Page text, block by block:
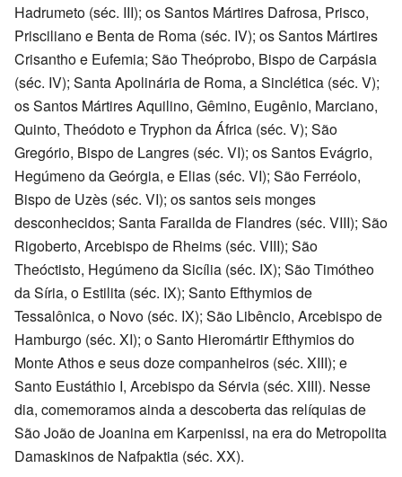
Hadrumeto (séc. III); os Santos Mártires Dafrosa, Prisco,
Prisciliano e Benta de Roma (séc. IV); os Santos Mártires
Crisantho e Eufemia; São Theóprobo, Bispo de Carpásia
(séc. IV); Santa Apolinária de Roma, a Sinclética (séc. V);
os Santos Mártires Aquilino, Gêmino, Eugênio, Marciano,
Quinto, Theódoto e Tryphon da África (séc. V); São
Gregório, Bispo de Langres (séc. VI); os Santos Evágrio,
Hegúmeno da Geórgia, e Elias (séc. VI); São Ferréolo,
Bispo de Uzès (séc. VI); os santos seis monges
desconhecidos; Santa Farailda de Flandres (séc. VIII); São
Rigoberto, Arcebispo de Rheims (séc. VIII); São
Theóctisto, Hegúmeno da Sicília (séc. IX); São Timótheo
da Síria, o Estilita (séc. IX); Santo Efthymios de
Tessalônica, o Novo (séc. IX); São Libêncio, Arcebispo de
Hamburgo (séc. XI); o Santo Hieromártir Efthymios do
Monte Athos e seus doze companheiros (séc. XIII); e
Santo Eustáthio I, Arcebispo da Sérvia (séc. XIII). Nesse
dia, comemoramos ainda a descoberta das relíquias de
São João de Joanina em Karpenissi, na era do Metropolita
Damaskinos de Nafpaktia (séc. XX).